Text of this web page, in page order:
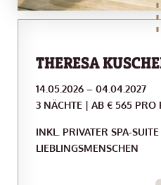
THERESA
14.05.2026 – 04.04.2027
3 NÄCHTE | AB € 565 PRO
INKL. PRIVATER SPA-
LIEBLINGSMENSCHEN